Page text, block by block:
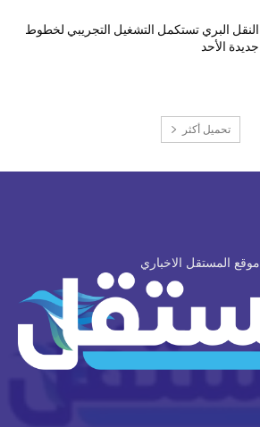
النقل البري تستكمل التشغيل التجريبي لخطوط
جديدة الأحد
تحميل أكثر
موقع المستقل الاخباري